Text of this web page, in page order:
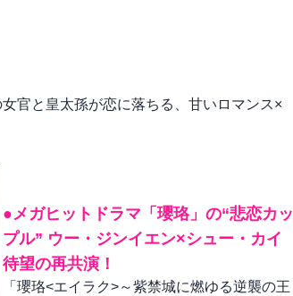
官と皇太孫が恋に落ちる、甘いロマンス×
●メガヒットドラマ「瓔珞」の“悲恋カッ
プル” ウー・ジンイエン×シュー・カイ
待望の再共演！
「瓔珞<エイラク>～紫禁城に燃ゆる逆襲の王